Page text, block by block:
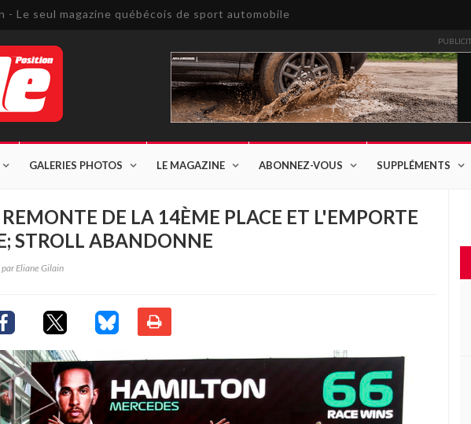
Le seul magazine québécois de sport automobile
GALERIES PHOTOS LE MAGAZINE ABONNEZ-VOUS SUPPLÉMENTS
DE LA 14ÈME PLACE ET L'EMPORTE
STROLL ABANDONNE
parEliane Gilain